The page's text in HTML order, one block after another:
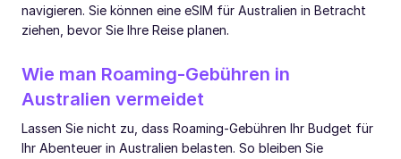
navigieren. Sie können eine eSIM für Australien in Betracht
ziehen, bevor Sie Ihre Reise planen.
Wie man Roaming-Gebühren in
Australien vermeidet
Lassen Sie nicht zu, dass Roaming-Gebühren Ihr Budget für
Ihr Abenteuer in Australien belasten. So bleiben Sie